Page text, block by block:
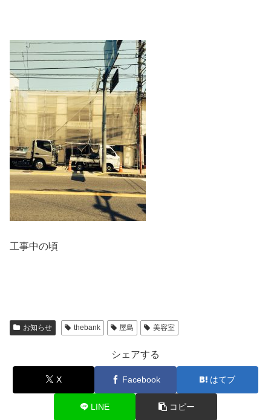
工事中の頃
お知らせ thebank 屋島 美容室
シェアする
X Facebook はてブ
LINE コピー